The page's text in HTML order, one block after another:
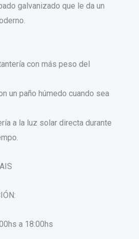
galvanizado que le da un
con más peso del
un paño húmedo cuando sea
a la luz solar directa durante
a 18:00hs